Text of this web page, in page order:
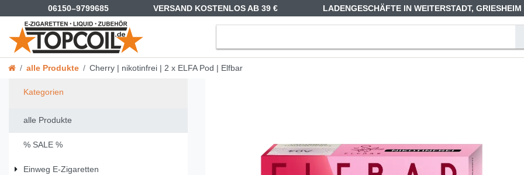
06150–9799685 VERSAND KOSTENLOS AB 39 € LADENGESCHÄFTE IN WEITERSTADT,
alle Produkte Cherry | nikotinfrei | 2 x ELFA Pod | Elfbar
Kategorien
alle Produkte
% SALE %
Einweg E-Zigaretten